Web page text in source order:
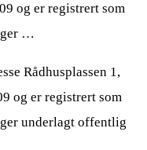
og er registrert som
…
Rådhusplassen 1,
og er registrert som
underlagt offentlig